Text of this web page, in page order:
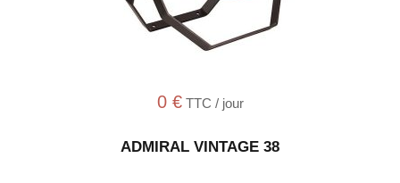
0 €TTC / jour
ADMIRAL VINTAGE 38